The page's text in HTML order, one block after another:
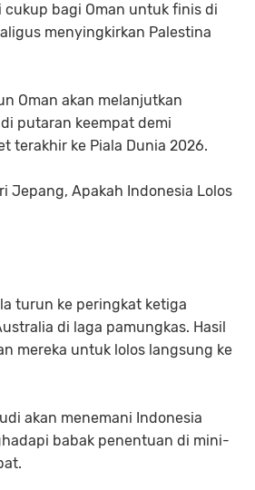
cukup bagi Oman untuk finis di
menyingkirkan Palestina
Oman akan melanjutkan
putaran keempat demi
terakhir ke Piala Dunia 2026.
Jepang, Apakah Indonesia Lolos
turun ke peringkat ketiga
di laga pamungkas. Hasil
mereka untuk lolos langsung ke
akan menemani Indonesia
babak penentuan di mini-